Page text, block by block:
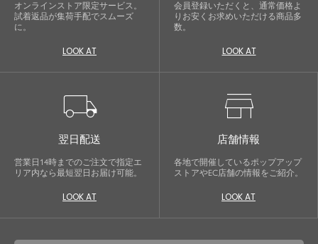
オンラインストア限定サービス。
試着返品が集荷手配でスムーズ
に。
LOOK AT
会員登録いただくと、通常価格よ
りお安くお求めいただける商品多
数。
LOOK AT
local_shipping
翌日配送
営業日14時までのご注文で指定エ
リア内なら最短翌日お届け可能。
LOOK AT
store
店舗情報
各地で開催しているポップアップ
ストアやEC店舗の情報をご紹介。
LOOK AT